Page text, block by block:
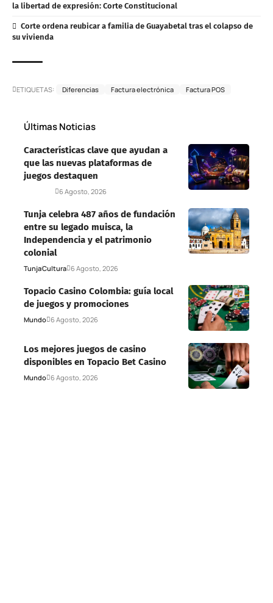
la libertad de expresión: Corte Constitucional
Corte ordena reubicar a familia de Guayabetal tras el colapso de
su vivienda
ETIQUETAS: Diferencias Factura electrónica Factura POS
Últimas Noticias
Características clave que ayudan a
que las nuevas plataformas de
juegos destaquen
6 Agosto, 2026
Tunja celebra 487 años de fundación
entre su legado muisca, la
Independencia y el patrimonio
colonial
TunjaCultura 6 Agosto, 2026
Topacio Casino Colombia: guía local
de juegos y promociones
Mundo 6 Agosto, 2026
Los mejores juegos de casino
disponibles en Topacio Bet Casino
Mundo 6 Agosto, 2026